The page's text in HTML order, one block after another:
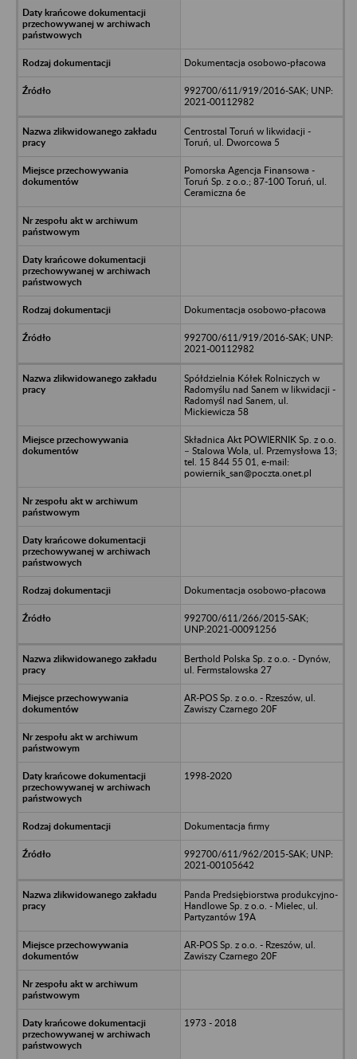
Dokumentacja osobowo-płacowa
992700/611/919/2016-SAK; UNP:
2021-00112982
Centrostal Toruń w likwidacji -
Toruń, ul. Dworcowa 5
Pomorska Agencja Finansowa -
Toruń Sp. z o.o.; 87-100 Toruń, ul.
Ceramiczna 6e
Dokumentacja osobowo-płacowa
992700/611/919/2016-SAK; UNP:
2021-00112982
Spółdzielnia Kółek Rolniczych w
Radomyślu nad Sanem w likwidacji -
Radomyśl nad Sanem, ul.
Mickiewicza 58
Składnica Akt POWIERNIK Sp. z o.o.
– Stalowa Wola, ul. Przemysłowa 13;
tel. 15 844 55 01, e-mail:
powiernik_san@poczta.onet.pl
Dokumentacja osobowo-płacowa
992700/611/266/2015-SAK;
UNP:2021-00091256
Berthold Polska Sp. z o.o. - Dynów,
ul. Fermstalowska 27
AR-POS Sp. z o.o. - Rzeszów, ul.
Zawiszy Czarnego 20F
1998-2020
Dokumentacja firmy
992700/611/962/2015-SAK; UNP:
2021-00105642
Panda Predsiębiorstwa produkcyjno-
Handlowe Sp. z o.o. - Mielec, ul.
Partyzantów 19A
AR-POS Sp. z o.o. - Rzeszów, ul.
Zawiszy Czarnego 20F
1973 - 2018